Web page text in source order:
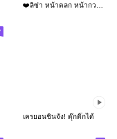
เครยอนชินจัง! ดุ๊กดิ๊กได้